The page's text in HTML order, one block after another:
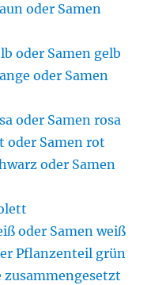
oder Samen
oder Samen gelb
oder Samen
oder Samen rosa
oder Samen rot
oder Samen
oder Samen weiß
Pflanzenteil grün